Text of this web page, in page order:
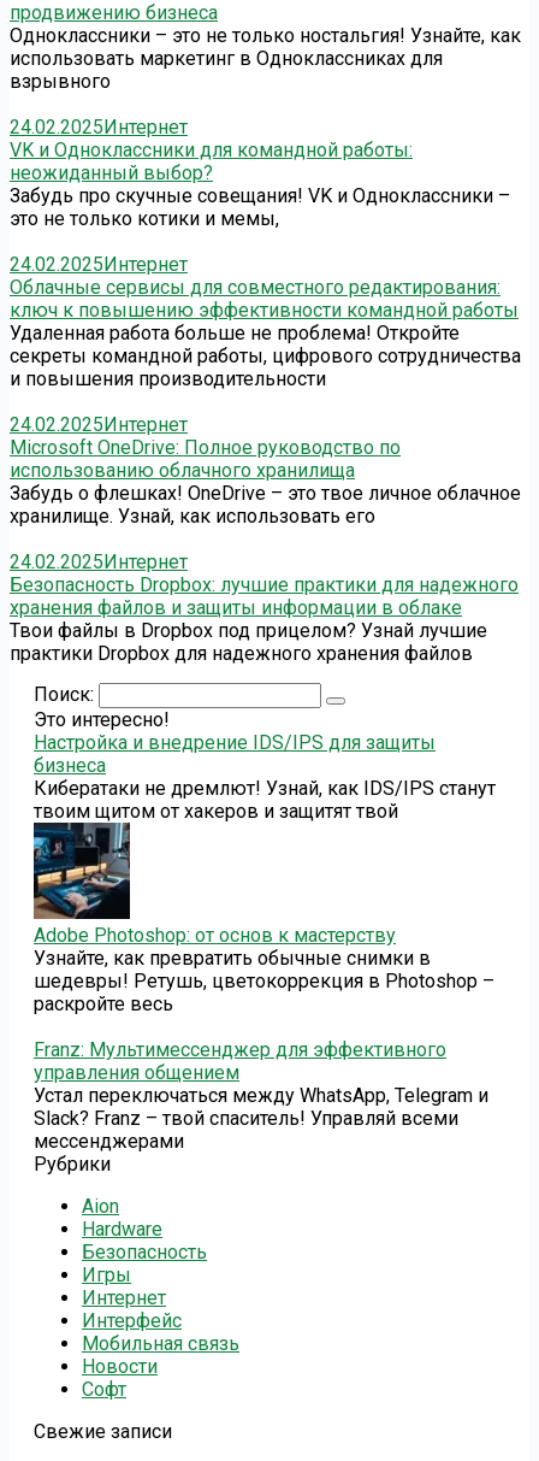
продвижению бизнеса
Одноклассники – это не только ностальгия! Узнайте, как
использовать маркетинг в Одноклассниках для
взрывного
24.02.2025 Интернет
VK и Одноклассники для командной работы:
неожиданный выбор?
Забудь про скучные совещания! VK и Одноклассники –
это не только котики и мемы,
24.02.2025 Интернет
Облачные сервисы для совместного редактирования:
ключ к повышению эффективности командной работы
Удаленная работа больше не проблема! Откройте
секреты командной работы, цифрового сотрудничества
и повышения производительности
24.02.2025 Интернет
Microsoft OneDrive: Полное руководство по
использованию облачного хранилища
Забудь о флешках! OneDrive – это твое личное облачное
хранилище. Узнай, как использовать его
24.02.2025 Интернет
Безопасность Dropbox: лучшие практики для надежного
хранения файлов и защиты информации в облаке
Твои файлы в Dropbox под прицелом? Узнай лучшие
практики Dropbox для надежного хранения файлов
Поиск:
Это интересно!
Настройка и внедрение IDS/IPS для защиты
бизнеса
Кибератаки не дремлют! Узнай, как IDS/IPS станут
твоим щитом от хакеров и защитят твой
Adobe Photoshop: от основ к мастерству
Узнайте, как превратить обычные снимки в
шедевры! Ретушь, цветокоррекция в Photoshop –
раскройте весь
Franz: Мультимессенджер для эффективного
управления общением
Устал переключаться между WhatsApp, Telegram и
Slack? Franz – твой спаситель! Управляй всеми
мессенджерами
Рубрики
Aion
Hardware
Безопасность
Игры
Интернет
Интерфейс
Мобильная связь
Новости
Софт
Свежие записи